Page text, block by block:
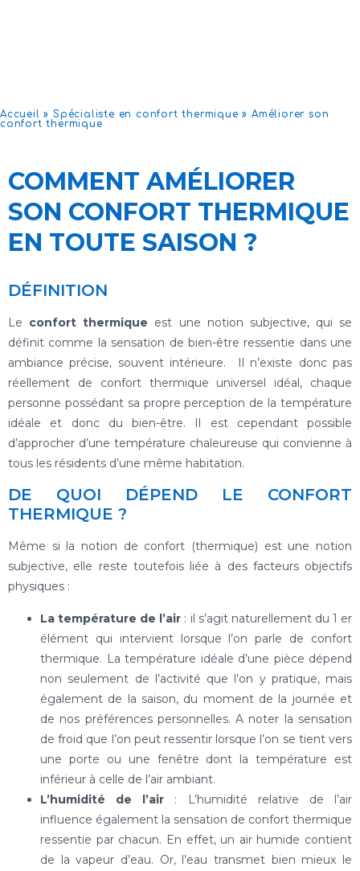
Accueil »Spécialiste en confort thermique »Améliorer son
confort thermique
COMMENT AMÉLIORER
SON CONFORT THERMIQUE
EN TOUTE SAISON ?
DÉFINITION
Le confort thermique est une notion subjective, qui se
définit comme la sensation de bien-être ressentie dans une
ambiance précise, souvent intérieure. Il n’existe donc pas
réellement de confort thermique universel idéal, chaque
personne possédant sa propre perception de la température
idéale et donc du bien-être. Il est cependant possible
d’approcher d’une température chaleureuse qui convienne à
tous les résidents d’une même habitation.
DE QUOI DÉPEND LE CONFORT
THERMIQUE ?
Même si la notion de confort (thermique) est une notion
subjective, elle reste toutefois liée à des facteurs objectifs
physiques :
La température de l’air : il s’agit naturellement du 1 er
élément qui intervient lorsque l’on parle de confort
thermique. La température idéale d’une pièce dépend
non seulement de l’activité que l’on y pratique, mais
également de la saison, du moment de la journée et
de nos préférences personnelles. A noter la sensation
de froid que l’on peut ressentir lorsque l’on se tient vers
une porte ou une fenêtre dont la température est
inférieur à celle de l’air ambiant.
L’humidité de l’air : L’humidité relative de l’air
influence également la sensation de confort thermique
ressentie par chacun. En effet, un air humide contient
de la vapeur d’eau. Or, l’eau transmet bien mieux le